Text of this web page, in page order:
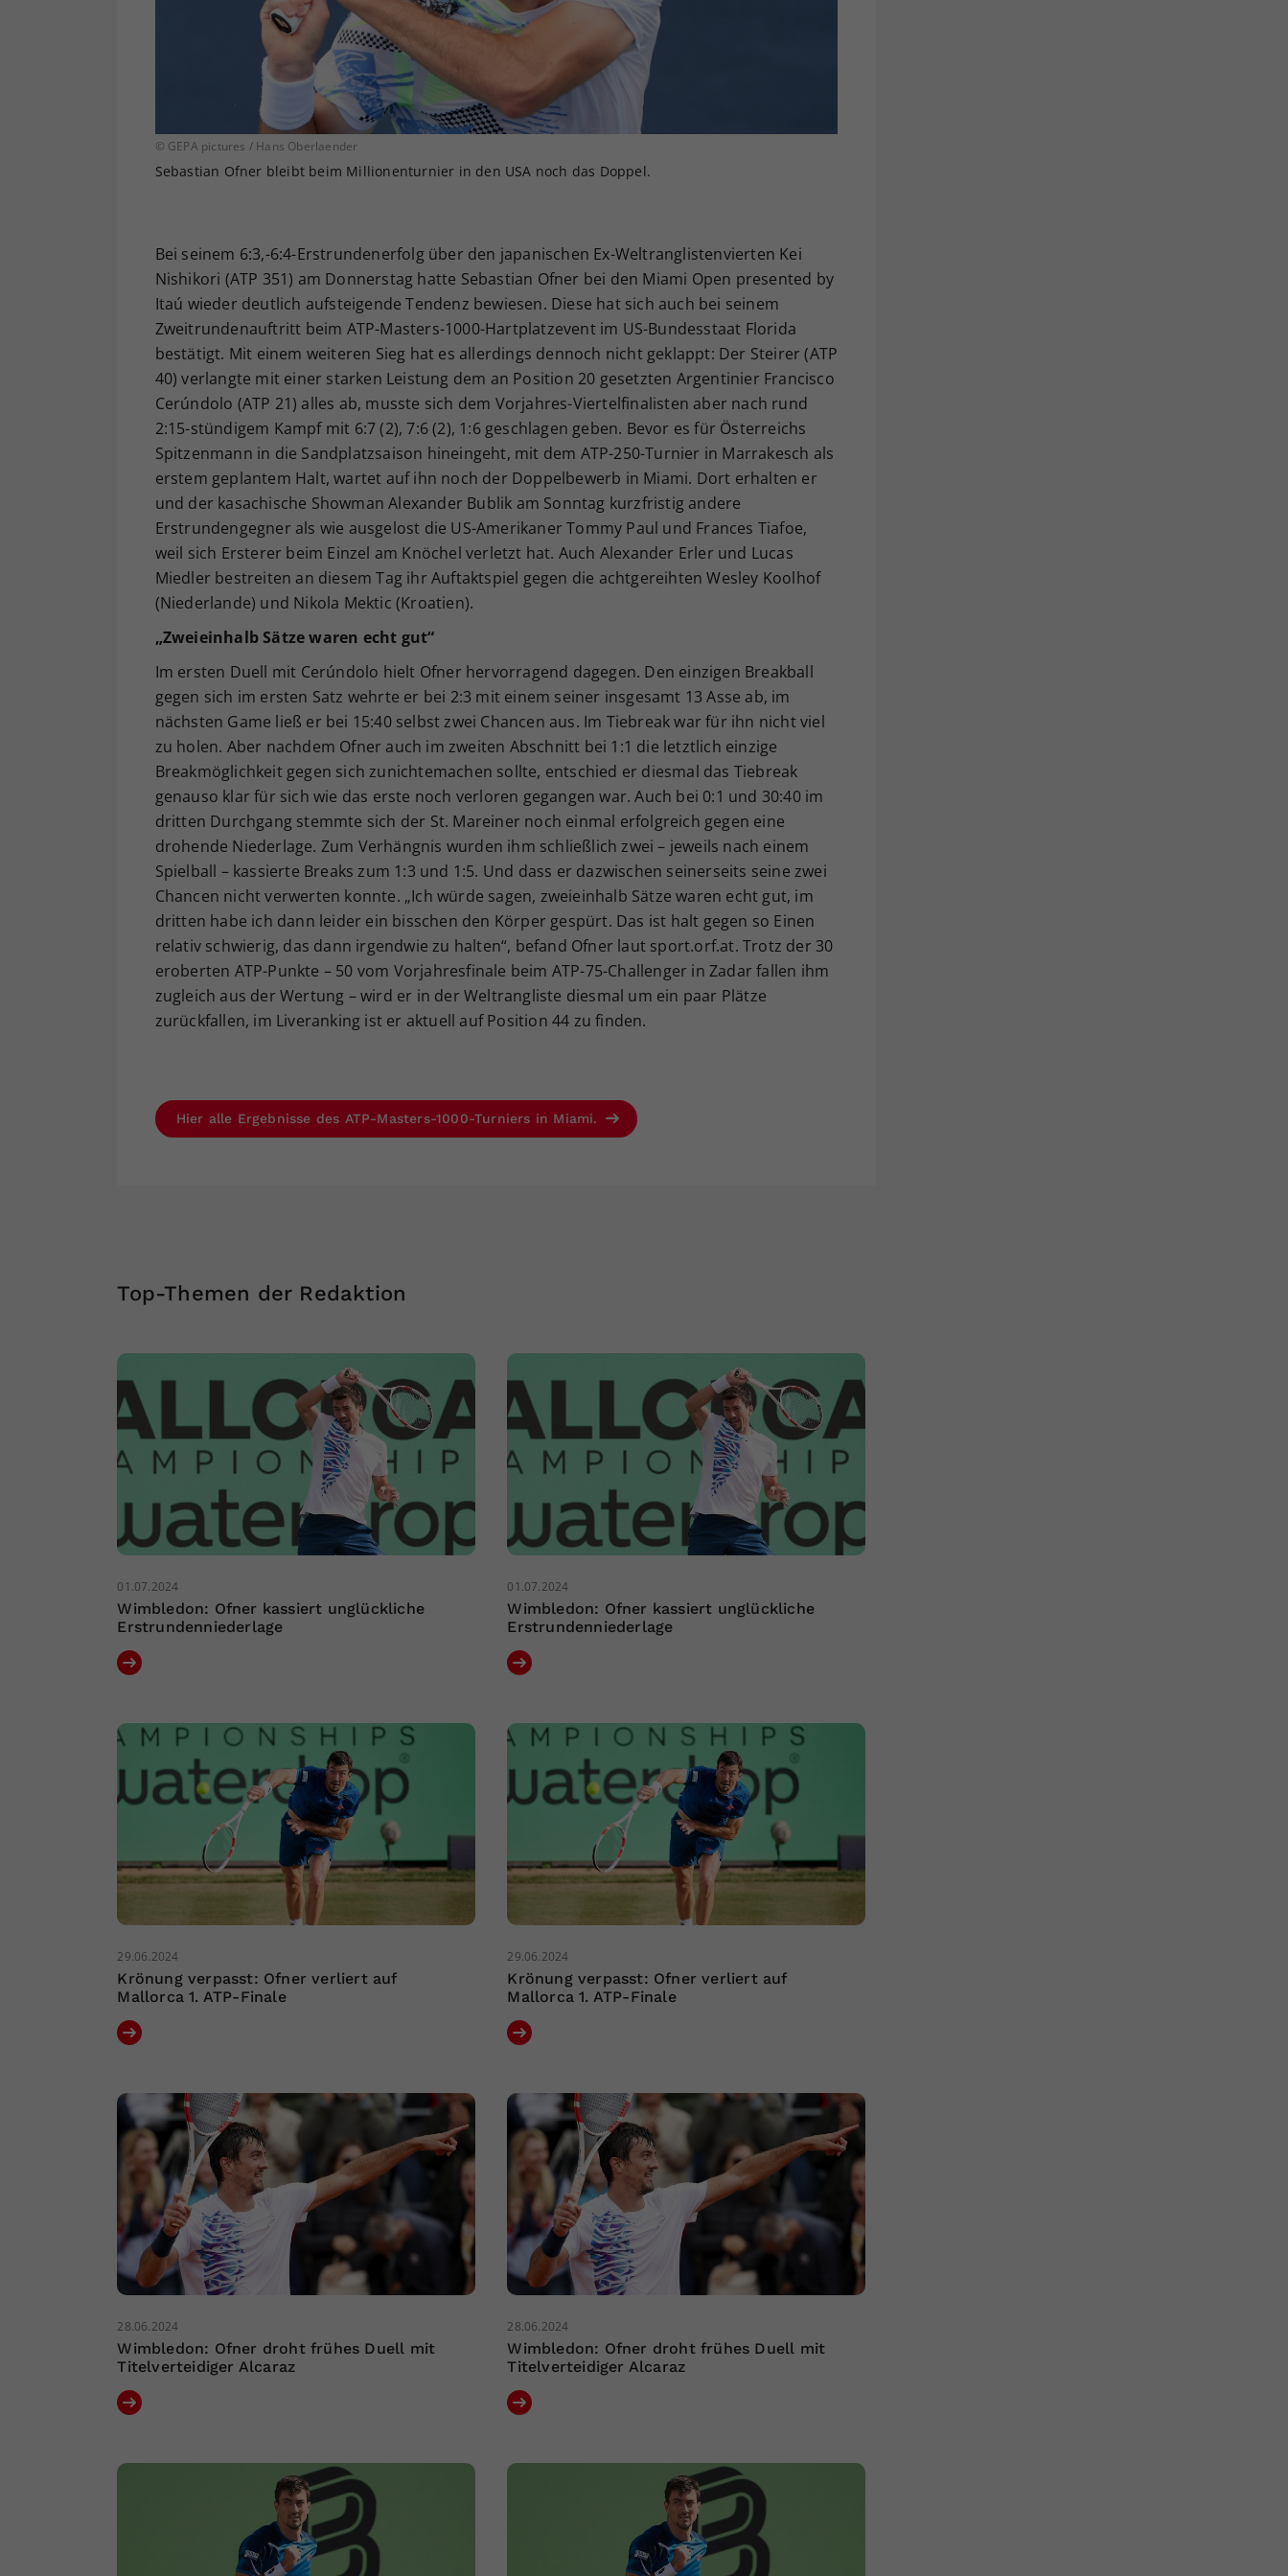
© GEPA pictures / Hans Oberlaender
Sebastian Ofner bleibt beim Millionenturnier in den USA noch das Doppel.
Bei seinem 6:3,-6:4-Erstrundenerfolg über den japanischen Ex-Weltranglistenvierten Kei
Nishikori (ATP 351) am Donnerstag hatte Sebastian Ofner bei den Miami Open presented by
Itaú wieder deutlich aufsteigende Tendenz bewiesen. Diese hat sich auch bei seinem
Zweitrundenauftritt beim ATP-Masters-1000-Hartplatzevent im US-Bundesstaat Florida
bestätigt. Mit einem weiteren Sieg hat es allerdings dennoch nicht geklappt: Der Steirer (ATP
40) verlangte mit einer starken Leistung dem an Position 20 gesetzten Argentinier Francisco
Cerúndolo (ATP 21) alles ab, musste sich dem Vorjahres-Viertelfinalisten aber nach rund
2:15-stündigem Kampf mit 6:7 (2), 7:6 (2), 1:6 geschlagen geben. Bevor es für Österreichs
Spitzenmann in die Sandplatzsaison hineingeht, mit dem ATP-250-Turnier in Marrakesch als
erstem geplantem Halt, wartet auf ihn noch der Doppelbewerb in Miami. Dort erhalten er
und der kasachische Showman Alexander Bublik am Sonntag kurzfristig andere
Erstrundengegner als wie ausgelost die US-Amerikaner Tommy Paul und Frances Tiafoe,
weil sich Ersterer beim Einzel am Knöchel verletzt hat. Auch Alexander Erler und Lucas
Miedler bestreiten an diesem Tag ihr Auftaktspiel gegen die achtgereihten Wesley Koolhof
(Niederlande) und Nikola Mektic (Kroatien).
„Zweieinhalb Sätze waren echt gut“
Im ersten Duell mit Cerúndolo hielt Ofner hervorragend dagegen. Den einzigen Breakball
gegen sich im ersten Satz wehrte er bei 2:3 mit einem seiner insgesamt 13 Asse ab, im
nächsten Game ließ er bei 15:40 selbst zwei Chancen aus. Im Tiebreak war für ihn nicht viel
zu holen. Aber nachdem Ofner auch im zweiten Abschnitt bei 1:1 die letztlich einzige
Breakmöglichkeit gegen sich zunichtemachen sollte, entschied er diesmal das Tiebreak
genauso klar für sich wie das erste noch verloren gegangen war. Auch bei 0:1 und 30:40 im
dritten Durchgang stemmte sich der St. Mareiner noch einmal erfolgreich gegen eine
drohende Niederlage. Zum Verhängnis wurden ihm schließlich zwei – jeweils nach einem
Spielball – kassierte Breaks zum 1:3 und 1:5. Und dass er dazwischen seinerseits seine zwei
Chancen nicht verwerten konnte. „Ich würde sagen, zweieinhalb Sätze waren echt gut, im
dritten habe ich dann leider ein bisschen den Körper gespürt. Das ist halt gegen so Einen
relativ schwierig, das dann irgendwie zu halten“, befand Ofner laut sport.orf.at. Trotz der 30
eroberten ATP-Punkte – 50 vom Vorjahresfinale beim ATP-75-Challenger in Zadar fallen ihm
zugleich aus der Wertung – wird er in der Weltrangliste diesmal um ein paar Plätze
zurückfallen, im Liveranking ist er aktuell auf Position 44 zu finden.
Hier alle Ergebnisse des ATP-Masters-1000-Turniers in Miami.
Top-Themen der Redaktion
01.07.2024
Wimbledon: Ofner kassiert unglückliche
Erstrundenniederlage
01.07.2024
Wimbledon: Ofner kassiert unglückliche
Erstrundenniederlage
29.06.2024
Krönung verpasst: Ofner verliert auf
Mallorca 1. ATP-Finale
29.06.2024
Krönung verpasst: Ofner verliert auf
Mallorca 1. ATP-Finale
28.06.2024
Wimbledon: Ofner droht frühes Duell mit
Titelverteidiger Alcaraz
28.06.2024
Wimbledon: Ofner droht frühes Duell mit
Titelverteidiger Alcaraz
Ihrer vorgenommen Einstellungen, falls der
Webseiten-Betreiber dies eingestellt hat.